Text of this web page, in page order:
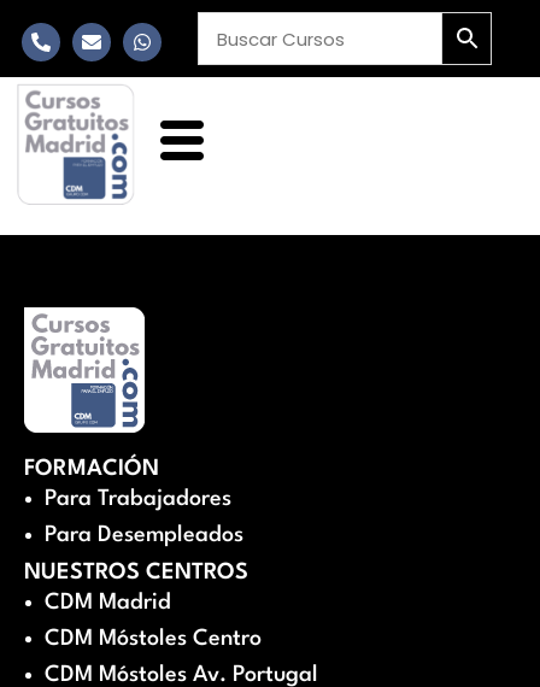
FORMACIÓN
Para Trabajadores
Para Desempleados
NUESTROS CENTROS
CDM Madrid
CDM Móstoles Centro
CDM Móstoles Av. Portugal